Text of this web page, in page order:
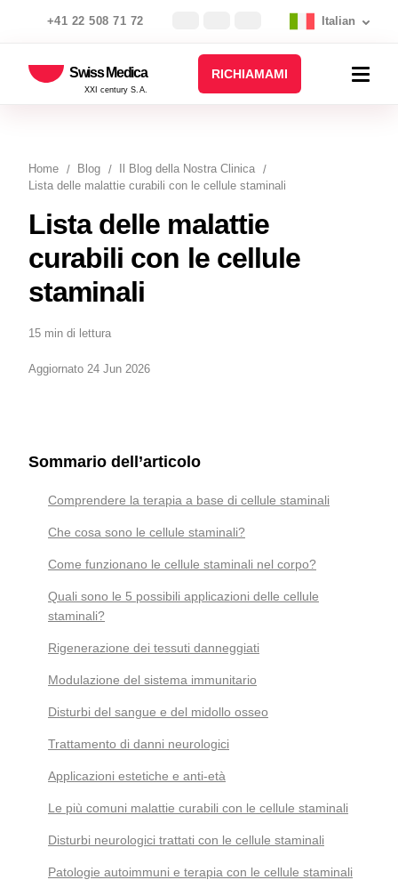
+41 22 508 71 72 Italian
Swiss Medica
XXI century S.A.
RICHIAMAMI
Home Blog
Il Blog della Nostra Clinica
Lista delle malattie curabili con le cellule staminali
Lista delle malattie
curabili con le cellule
staminali
15 min di lettura
Aggiornato 24 Jun 2026
Sommario dell’articolo
Comprendere la terapia a base di cellule staminali
Che cosa sono le cellule staminali?
Come funzionano le cellule staminali nel corpo?
Quali sono le 5 possibili applicazioni delle cellule
staminali?
Rigenerazione dei tessuti danneggiati
Modulazione del sistema immunitario
Disturbi del sangue e del midollo osseo
Trattamento di danni neurologici
Applicazioni estetiche e anti-età
Le più comuni malattie curabili con le cellule staminali
Disturbi neurologici trattati con le cellule staminali
Patologie autoimmuni e terapia con le cellule staminali